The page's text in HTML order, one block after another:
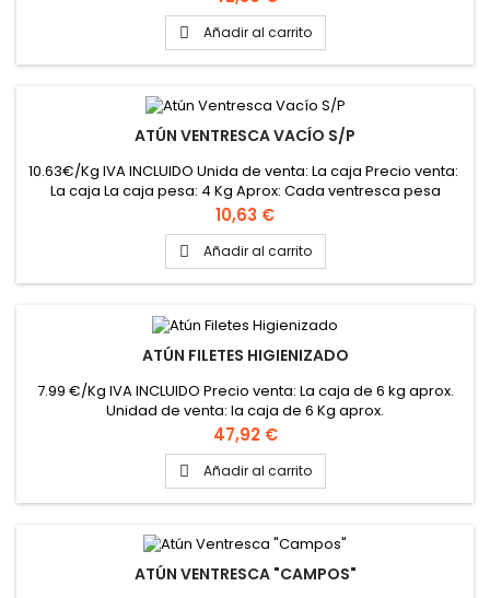
 Añadir al carrito
ATÚN VENTRESCA VACÍO S/P
10.63€/Kg IVA INCLUIDO Unida de venta: La caja Precio venta:
La caja La caja pesa: 4 Kg Aprox: Cada ventresca pesa
aprox. 300 Gr Tiene membrana
Precio
10,63 €
 Añadir al carrito
ATÚN FILETES HIGIENIZADO
7.99 €/Kg IVA INCLUIDO Precio venta: La caja de 6 kg aprox.
Unidad de venta: la caja de 6 Kg aprox.
Precio
47,92 €
 Añadir al carrito
ATÚN VENTRESCA "CAMPOS"